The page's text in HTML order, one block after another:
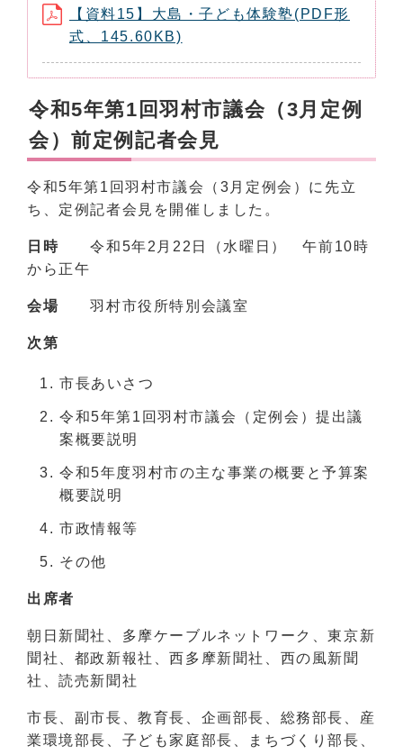
【資料15】大島・子ども体験塾(PDF形
式、145.60KB)
令和5年第1回羽村市議会（3月定例
会）前定例記者会見
令和5年第1回羽村市議会（3月定例会）に先立
ち、定例記者会見を開催しました。
日時 令和5年2月22日（水曜日） 午前10時
から正午
会場 羽村市役所特別会議室
次第
市長あいさつ
令和5年第1回羽村市議会（定例会）提出議
案概要説明
令和5年度羽村市の主な事業の概要と予算案
概要説明
市政情報等
その他
出席者
朝日新聞社、多摩ケーブルネットワーク、東京新
聞社、都政新報社、西多摩新聞社、西の風新聞
社、読売新聞社
市長、副市長、教育長、企画部長、総務部長、産
業環境部長、子ども家庭部長、まちづくり部長、